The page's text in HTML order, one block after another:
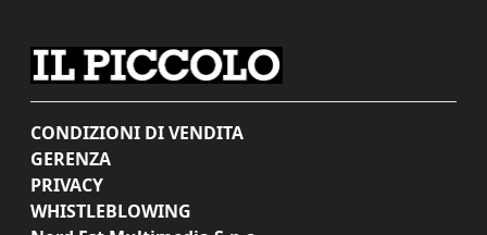
CONDIZIONI DI VENDITA
GERENZA
PRIVACY
WHISTLEBLOWING